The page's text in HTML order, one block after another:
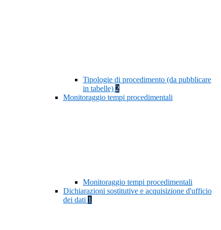
Tipologie di procedimento (da pubblicare
in tabelle) 2
Monitoraggio tempi procedimentali
Monitoraggio tempi procedimentali
Dichiarazioni sostitutive e acquisizione d'ufficio
dei dati 1